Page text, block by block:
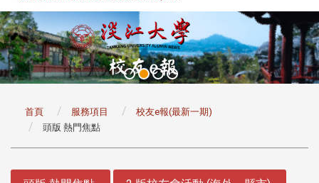
首頁 服務項目
校友e報(最新一期)
頭版 熱門焦點